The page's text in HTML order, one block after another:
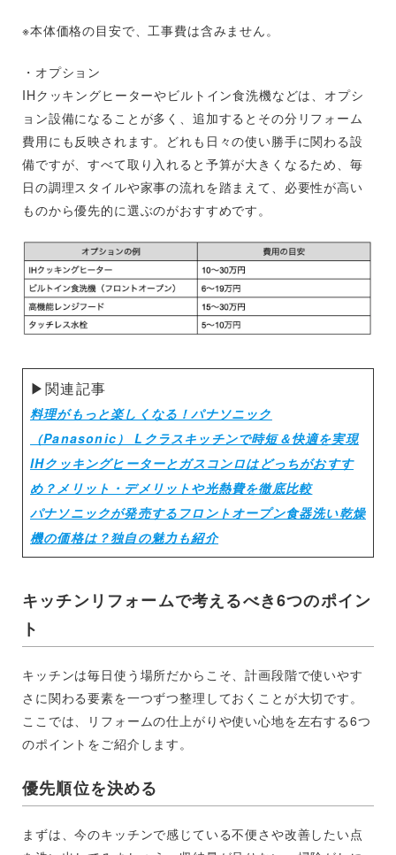
※本体価格の目安で、工事費は含みません。
・オプション
IHクッキングヒーターやビルトイン食洗機などは、オプシ
ョン設備になることが多く、追加するとその分リフォーム
費用にも反映されます。どれも日々の使い勝手に関わる設
備ですが、すべて取り入れると予算が大きくなるため、毎
日の調理スタイルや家事の流れを踏まえて、必要性が高い
ものから優先的に選ぶのがおすすめです。
▶関連記事
料理がもっと楽しくなる！パナソニック
（Panasonic） Lクラスキッチンで時短＆快適を実現
IHクッキングヒーターとガスコンロはどっちがおすす
め？メリット・デメリットや光熱費を徹底比較
パナソニックが発売するフロントオープン食器洗い乾燥
機の価格は？独自の魅力も紹介
キッチンリフォームで考えるべき6つのポイン
ト
キッチンは毎日使う場所だからこそ、計画段階で使いやす
さに関わる要素を一つずつ整理しておくことが大切です。
ここでは、リフォームの仕上がりや使い心地を左右する6つ
のポイントをご紹介します。
優先順位を決める
まずは、今のキッチンで感じている不便さや改善したい点